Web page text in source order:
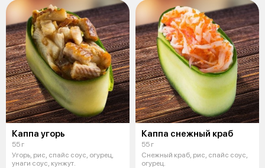
Каппа угорь
55 г
Угорь, рис, спайс соус, огурец,
унаги соус, кунжут.
Каппа снежный краб
55 г
Снежный краб, рис, спайс соус,
огурец.